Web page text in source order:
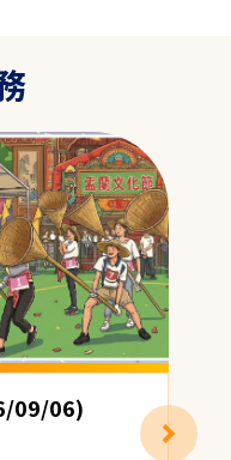
09/06)